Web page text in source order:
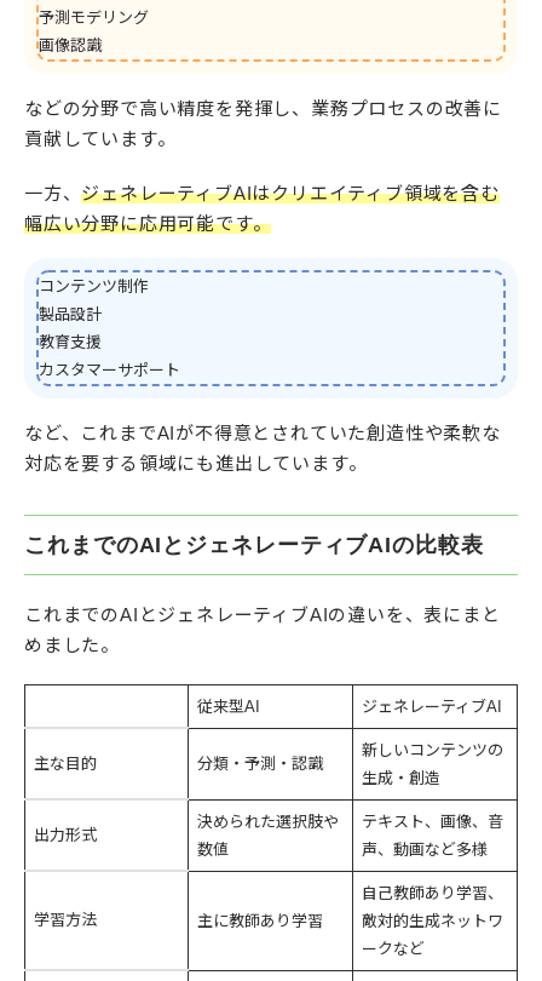
予測モデリング
画像認識
などの分野で高い精度を発揮し、業務プロセスの改善に
貢献しています。
一方、ジェネレーティブAIはクリエイティブ領域を含む
幅広い分野に応用可能です。
コンテンツ制作
製品設計
教育支援
カスタマーサポート
など、これまでAIが不得意とされていた創造性や柔軟な
対応を要する領域にも進出しています。
これまでのAIとジェネレーティブAIの比較表
これまでのAIとジェネレーティブAIの違いを、表にまと
めました。
従来型AI ジェネレーティブAI
主な目的 分類・予測・認識
新しいコンテンツの
生成・創造
出力形式
決められた選択肢や
数値
テキスト、画像、音
声、動画など多様
学習方法 主に教師あり学習
自己教師あり学習、
敵対的生成ネットワ
ークなど